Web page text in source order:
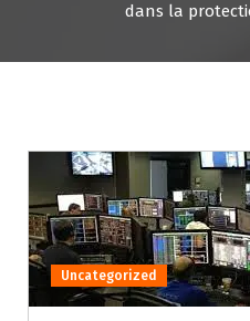
dans la
Uncategorized